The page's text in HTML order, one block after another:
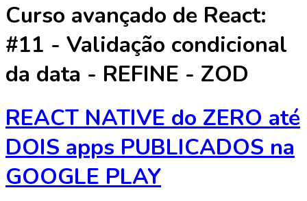
Curso avançado de React:
#11 - Validação condicional
da data - REFINE - ZOD
REACT NATIVE do ZERO até
DOIS apps PUBLICADOS na
GOOGLE PLAY